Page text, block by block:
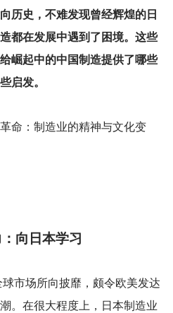
历史，不难发现曾经辉煌的日
都在发展中遇到了困境。这些
崛起中的中国制造提供了哪些
启发。
命：制造业的精神与文化变
向日本学习
市场所向披靡，颇令欧美发达
。在很大程度上，日本制造业